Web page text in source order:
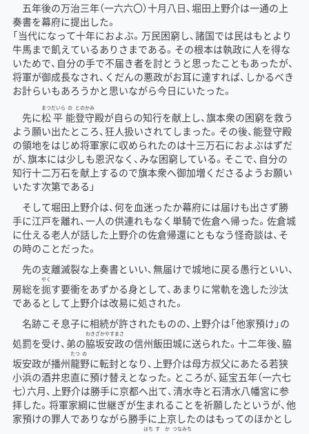
五年後の万治三年（一六六〇）十月八日、堀田上野介は一通の上
奏書を幕府に提出した。
「当代になって十年におよぶ。万民困窮し、諸国では民はもとより
牛馬まで飢えているありさまである。その根本は執政に人を得な
いためで、自分の手で不届き者を討とうと思ったこともあったが、
将軍が御成長なされ、くだんの悪政がお耳に達すれば、しかるべき
お計らいもあろうかと思いながら今日にいたった。
先に松
まつ
平
だいら
能
の
登
との
守
かみ
殿が自らの知行を献上し、旗本衆の困窮を救う
よう願い出たところ、狂人扱いされてしまった。その後、能登守殿
の領地をはじめ将軍家に収められたのは十三万石におよぶはずだ
が、旗本には少しも恩沢なく、みな困窮している。そこで、自分の
知行十二万石を献上するので旗本衆へ御加増くださるようお願い
いたす次第である」
そして堀田上野介は、何を血迷ったか幕府には届けも出さず勝
手に江戸を離れ、一人の供連れもなく単騎で佐倉へ帰った。佐倉城
に仕える老人が話した上野介の佐倉帰還にともなう怪奇談は、そ
の時のことだった。
先の支離滅裂な上奏書といい、無届けで城地に戻る愚行といい、
房総を扼
やく
す要衝をあずかる身として、あまりに常軌を逸した沙汰
であるとして上野介は改易に処された。
名跡こそ息子に相続が許されたものの、上野介は「他家預け」の
処罰を受け、弟の脇
わき
坂
ざか
安
やす
政
まさ
の信州飯田城に送られた。十二年後、脇
坂安政が播州龍
たつ
野
の
に転封となり、上野介は母方叔父にあたる若狭
小浜の酒井忠直に預け替えとなった。ところが、延宝五年（一六七
七）六月、上野介は勝手に京都へ出て、清水寺と石清水八幡宮に参
拝した。将軍家綱に世継ぎが生まれることを祈願したというが、他
家預けの罪人でありながら勝手に上京したのはもってのほかとし
はち す か つなみち